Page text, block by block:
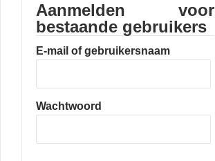
Aanmelden voor
bestaande gebruikers
E-mail of gebruikersnaam
Wachtwoord